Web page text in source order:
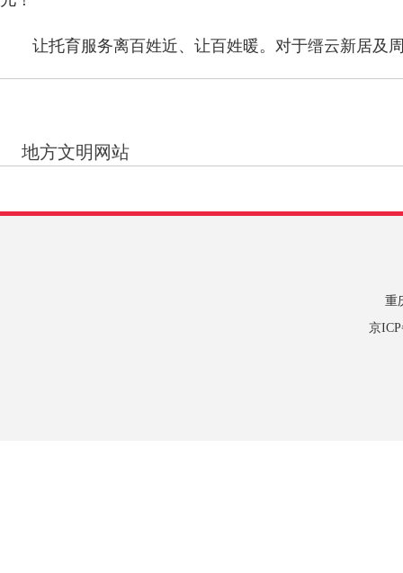
让托育服务离百姓近、让百姓暖。对于缙云新居及
地方文明网站
重
京